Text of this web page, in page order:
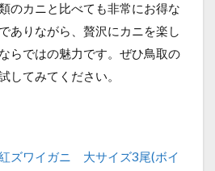
のカニと比べても非常にお得な
ありながら、贅沢にカニを楽し
らではの魅力です。ぜひ鳥取の
してみてください。
ズワイガニ 大サイズ3尾(ボイ